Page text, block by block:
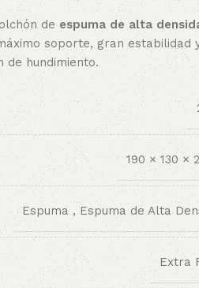
de espuma de alta
soporte, gran estabilidad
de hundimiento.
190 × 130 ×
Espuma, Espuma de Alta
Extra